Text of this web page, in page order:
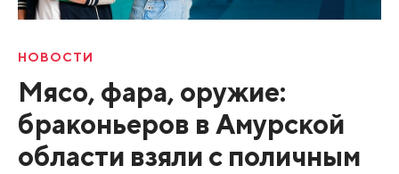
НОВОСТИ
Мясо, фара, оружие:
браконьеров в Амурской
области взяли с поличным